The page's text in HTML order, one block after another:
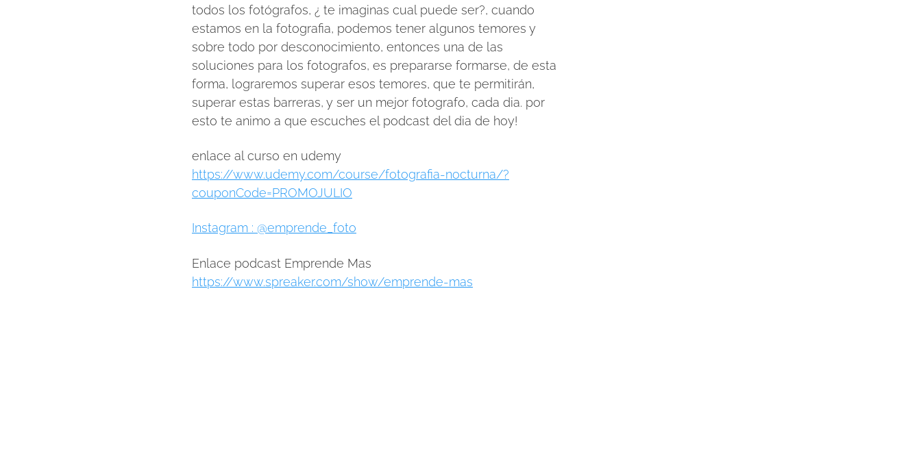
todos los fotógrafos, ¿ te imaginas cual puede ser?, cuando
estamos en la fotografia, podemos tener algunos temores y
sobre todo por desconocimiento, entonces una de las
soluciones para los fotografos, es prepararse formarse, de esta
forma, lograremos superar esos temores, que te permitirán,
superar estas barreras, y ser un mejor fotografo, cada dia. por
esto te animo a que escuches el podcast del dia de hoy!
enlace al curso en udemy
https://www.udemy.com/course/fotografia-nocturna/?
couponCode=PROMOJULIO
Instagram : @emprende_foto
Enlace podcast Emprende Mas
https://www.spreaker.com/show/emprende-mas